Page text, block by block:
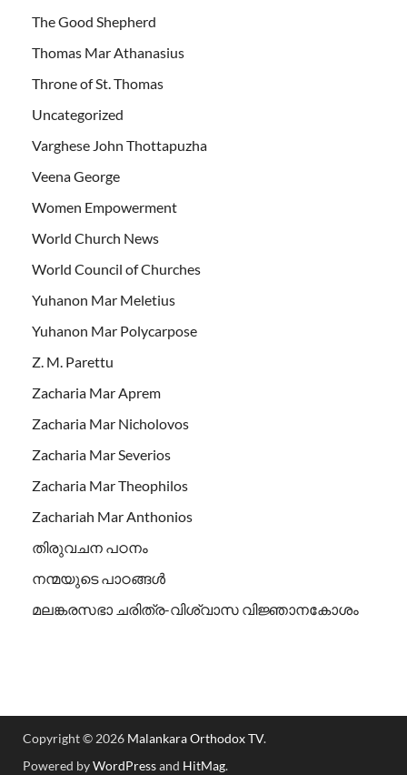
The Good Shepherd
Thomas Mar Athanasius
Throne of St. Thomas
Uncategorized
Varghese John Thottapuzha
Veena George
Women Empowerment
World Church News
World Council of Churches
Yuhanon Mar Meletius
Yuhanon Mar Polycarpose
Z. M. Parettu
Zacharia Mar Aprem
Zacharia Mar Nicholovos
Zacharia Mar Severios
Zacharia Mar Theophilos
Zachariah Mar Anthonios
തിരുവചന പഠനം
നന്മയുടെ പാഠങ്ങള്‍
മലങ്കരസഭാ ചരിത്ര-വിശ്വാസ വിജ്ഞാനകോശം
Copyright © 2026 Malankara Orthodox TV.
Powered byWordPressand HitMag.